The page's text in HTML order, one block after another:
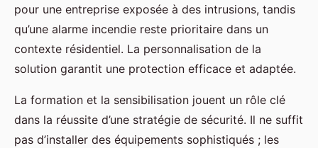
pour une entreprise exposée à des intrusions, tandis
qu’une alarme incendie reste prioritaire dans un
contexte résidentiel. La personnalisation de la
solution garantit une protection efficace et adaptée.
La formation et la sensibilisation jouent un rôle clé
dans la réussite d’une stratégie de sécurité. Il ne suffit
pas d’installer des équipements sophistiqués ; les